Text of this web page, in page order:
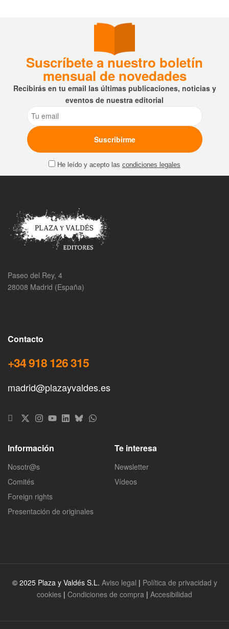
Suscríbete a nuestro boletín
mensual de novedades
Recibirás en tu email las últimas publicaciones, noticias y
eventos de nuestra editorial
Email
He leído y acepto las condiciones legales
Paseo del Rey, 4
28008 Madrid (España)
Contacto
+34 918 126 315
madrid@plazayvaldes.es
Información
Nosotr@s
Comités
Foreign rights
Presentación de originales
Te interesa
Newsletter
Vídeos
© 2025 Plaza y Valdés S.L. Aviso legal | Política de privacidad y
cookies | Condiciones de compra | Accesibilidad